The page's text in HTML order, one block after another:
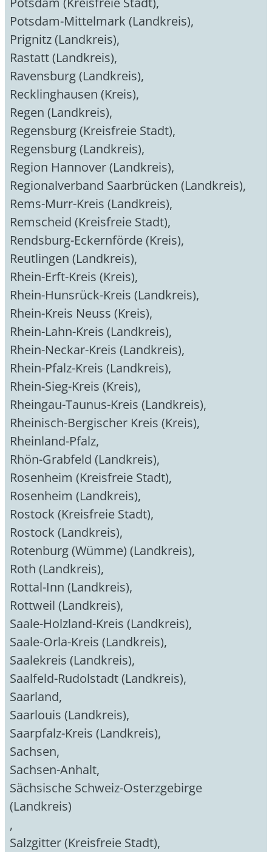
Potsdam-Mittelmark (Landkreis),
Prignitz (Landkreis),
Rastatt (Landkreis),
Ravensburg (Landkreis),
Recklinghausen (Kreis),
Regen (Landkreis),
Regensburg (Kreisfreie Stadt),
Regensburg (Landkreis),
Region Hannover (Landkreis),
Regionalverband Saarbrücken (Landkreis),
Rems-Murr-Kreis (Landkreis),
Remscheid (Kreisfreie Stadt),
Rendsburg-Eckernförde (Kreis),
Reutlingen (Landkreis),
Rhein-Erft-Kreis (Kreis),
Rhein-Hunsrück-Kreis (Landkreis),
Rhein-Kreis Neuss (Kreis),
Rhein-Lahn-Kreis (Landkreis),
Rhein-Neckar-Kreis (Landkreis),
Rhein-Pfalz-Kreis (Landkreis),
Rhein-Sieg-Kreis (Kreis),
Rheingau-Taunus-Kreis (Landkreis),
Rheinisch-Bergischer Kreis (Kreis),
Rheinland-Pfalz,
Rhön-Grabfeld (Landkreis),
Rosenheim (Kreisfreie Stadt),
Rosenheim (Landkreis),
Rostock (Kreisfreie Stadt),
Rostock (Landkreis),
Rotenburg (Wümme) (Landkreis),
Roth (Landkreis),
Rottal-Inn (Landkreis),
Rottweil (Landkreis),
Saale-Holzland-Kreis (Landkreis),
Saale-Orla-Kreis (Landkreis),
Saalekreis (Landkreis),
Saalfeld-Rudolstadt (Landkreis),
Saarland,
Saarlouis (Landkreis),
Saarpfalz-Kreis (Landkreis),
Sachsen,
Sachsen-Anhalt,
Sächsische Schweiz-Osterzgebirge
(Landkreis)
,
Salzgitter (Kreisfreie Stadt),